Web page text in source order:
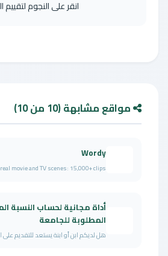
انقر على النجوم
مواقع مشابهة (10 من 10)
Wordy
movie and TV scenes: 15,000+ clips...
أداة مجانية لحساب النسبة
المطلوبة للجامعة
هل لديكم ابن أو ابنة يستعد للتقديم